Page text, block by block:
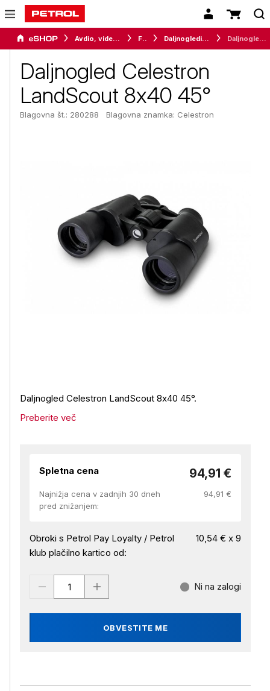
Avdio, video in telefonija Foto Daljnogledi in teleskopi
Daljnogled Celestron
LandScout 8x40 45°
Blagovna št.: 280288 Blagovna znamka: Celestron
Daljnogled Celestron LandScout 8x40 45°.
Preberite več
Spletna cena 94,91 €
Najnižja cena v zadnjih 30 dneh
pred znižanjem:
94,91 €
Obroki s Petrol Pay Loyalty / Petrol
klub plačilno kartico od:
10,54 € x 9
OBVESTITE ME
Ni na zalogi